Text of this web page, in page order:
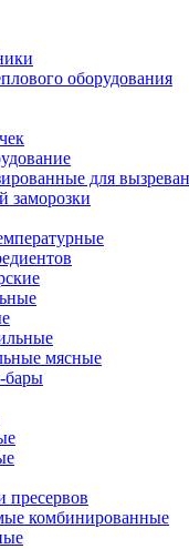
оборудования
для
заморозки
мясные
бары
комбинированные